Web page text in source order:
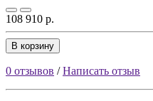
108 910 р.
В корзину
0 отзывов /Написать отзыв